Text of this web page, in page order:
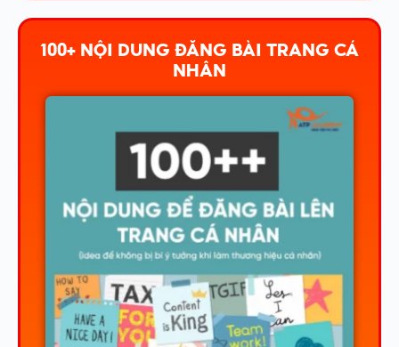
100+ NỘI DUNG ĐĂNG BÀI TRANG CÁ
NHÂN